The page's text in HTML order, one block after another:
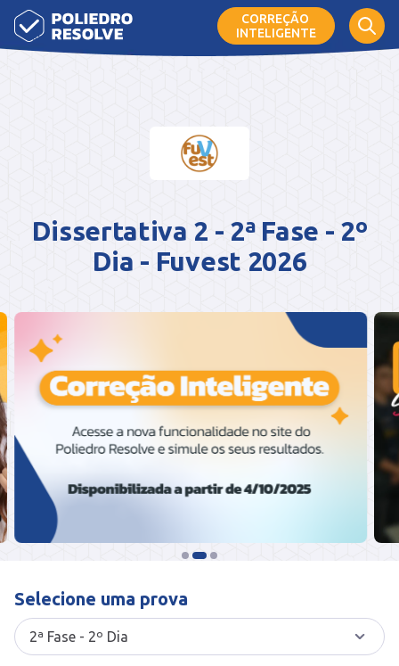
CORREÇÃO
INTELIGENTE
Dissertativa 2 - 2ª Fase - 2º
Dia - Fuvest 2026
Selecione uma prova